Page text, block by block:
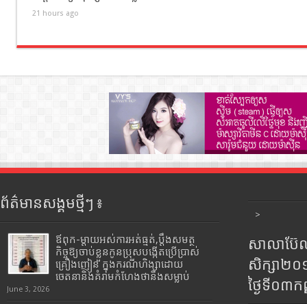
21 hours ago
ព័ត៌មានសង្គមថ្មីៗ ៖
ឪពុក-ម្ដាយអស់ការអត់ធ្មត់,ប្ដឹងសមត្ថ
កិច្ចឱ្យចាប់ខ្លួនកូនប្រុសបង្កើតប្រើប្រាស់
គ្រឿងញៀន ក្នុងករណីហិង្សាដោយ
ចេតនានិងគំរាមកំហែងថានឹងសម្លាប់
June 3, 2026
>
សាលាប៊ែ
សិក្សា២
ថ្ងៃទី០៣